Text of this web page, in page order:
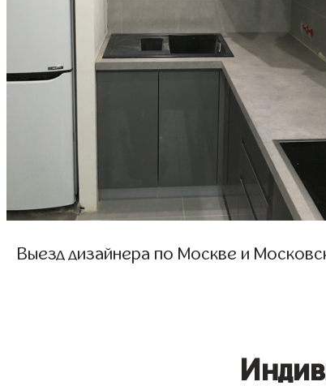
Выезд дизайнера по Москве и